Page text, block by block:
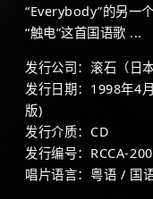
“Everybody”的另一
“触电”这首国语歌 ...
发行公司：滚石（日
发行日期：1998年4
版)
发行介质：CD
发行编号：RCCA-
唱片语言：粤语 / 国